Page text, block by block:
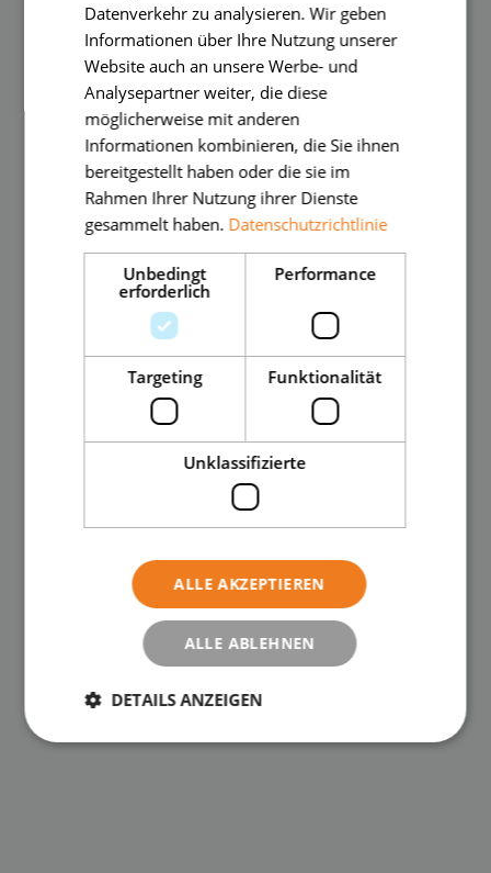
Datenverkehr zu analysieren. Wir geben
Informationen über Ihre Nutzung unserer
Website auch an unsere Werbe- und
Analysepartner weiter, die diese
möglicherweise mit anderen
Informationen kombinieren, die Sie ihnen
bereitgestellt haben oder die sie im
Rahmen Ihrer Nutzung ihrer Dienste
gesammelt haben. Datenschutzrichtlinie
Unbedingt
erforderlich
Performance
Targeting Funktionalität
Unklassifizierte
ALLE AKZEPTIEREN
ALLE ABLEHNEN
DETAILS ANZEIGEN